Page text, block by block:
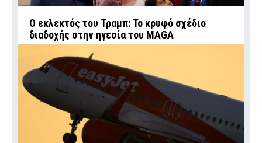
Ο εκλεκτός του Τραμπ: Το κρυφό σχέδιο
διαδοχής στην ηγεσία του MAGA